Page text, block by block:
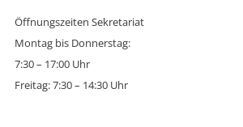
Öffnungszeiten Sekretariat
Montag bis Donnerstag:
7:30 – 17:00 Uhr
Freitag: 7:30 – 14:30 Uhr